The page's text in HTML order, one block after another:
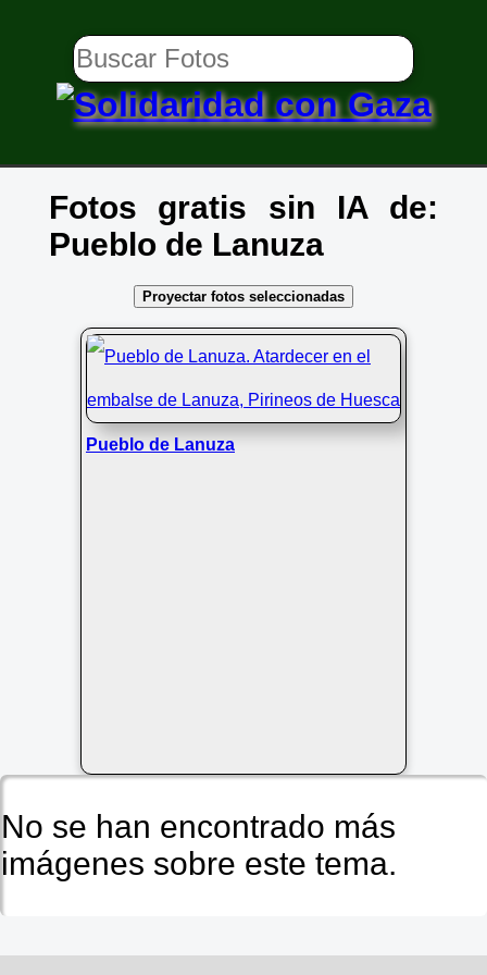
Fotos gratis sin IA de:
Pueblo de Lanuza
Proyectar fotos seleccionadas
Pueblo de Lanuza
No se han encontrado más
imágenes sobre este tema.